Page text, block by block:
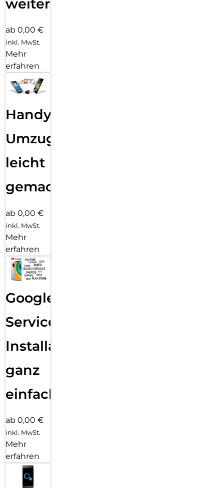
weiter
ab 0,00 €
inkl. MwSt.
Mehr
erfahren
Handy
Umzug
leicht
gemacht!
ab 0,00 €
inkl. MwSt.
Mehr
erfahren
Google
Services
Installation
ganz
einfach
ab 0,00 €
inkl. MwSt.
Mehr
erfahren